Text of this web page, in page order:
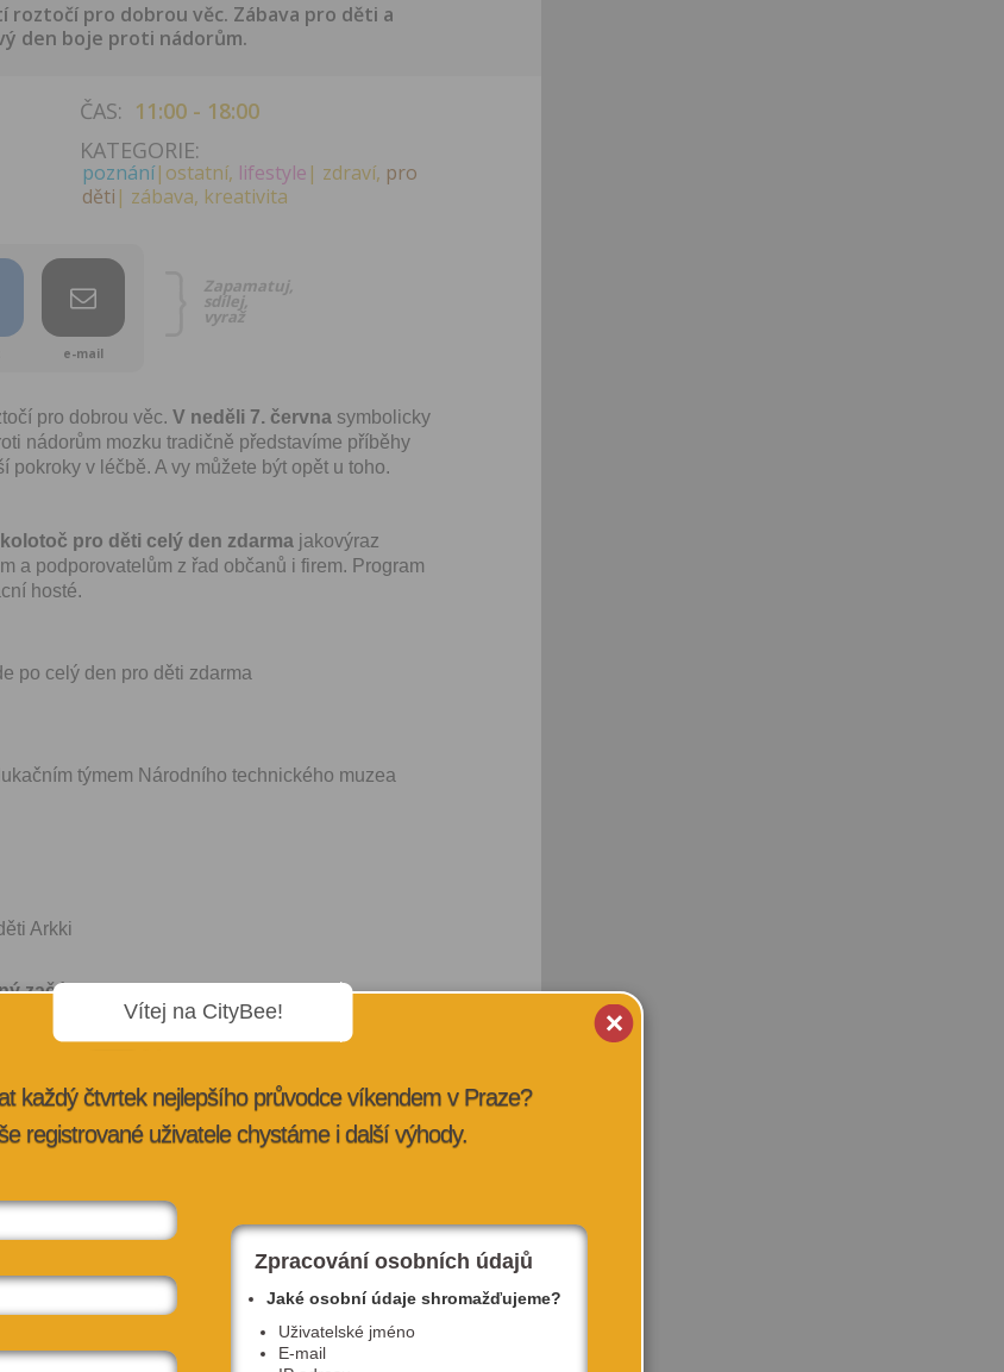
pro dobrou věc. Zábava pro děti a
den boje proti nádorům.
ČAS: 11:00 - 18:00
KATEGORIE:
poznání|ostatní, lifestyle | zdraví, pro
děti | zábava, kreativita
e-mail
Zapamatuj,
sdílej,
vyraž
pro dobrou věc. V neděli 7. června symbolicky
nádorům mozku tradičně představíme příběhy
v léčbě. A vy můžete být opět u toho.
pro děti celý den zdarma jakovýraz
a podporovatelům z řad občanů i firem. Program
hosté.
po celý den pro děti zdarma
týmem Národního technického muzea
Arkki
začátek 14:00)
fondu Nina
muzea a vedení Prahy 7
Vysoké školy chemicko-technologické
Denisa Olejníková
Jaroslava Raudenská, Ph.D. z Oddělení klinické
Královské Vinohrady
na víly! A jo!)
Vítej na CityBee!
každý čtvrtek nejlepšího průvodce víkendem v Praze?
registrované uživatele chystáme i další výhody.
Zpracování osobních údajů
Jaké osobní údaje shromažďujeme?
Uživatelské jméno
E-mail